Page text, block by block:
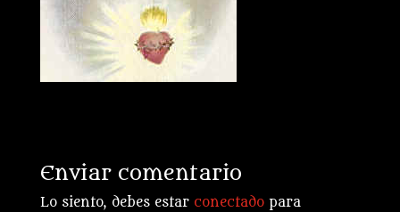
Enviar comentario
Lo siento, debes estar conectadopara